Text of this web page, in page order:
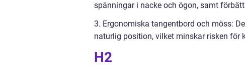
spänningar i nacke och ögon, samt
3. Ergonomiska tangentbord och möss:
naturlig position, vilket minskar risken för
H2